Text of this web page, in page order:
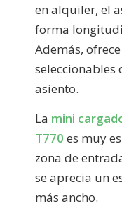
en alquiler, el
forma
Además,
seleccionables
asiento.
La mini
T770 es muy
zona de
se aprecia un
más ancho.